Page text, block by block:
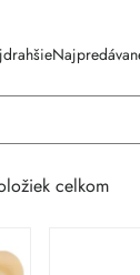
celkom